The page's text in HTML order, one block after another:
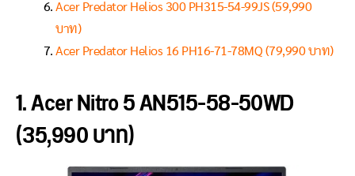
Acer Predator Helios 300 PH315-54-99JS (59,990
บาท)
Acer Predator Helios 16 PH16-71-78MQ (79,990 บาท)
1. Acer Nitro 5 AN515-58-50WD
(35,990 บาท)